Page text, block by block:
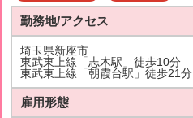
勤務地/アクセス
埼玉県新座市
東武東上線「志木駅」徒歩10分
東武東上線「朝霞台駅」徒歩21分
雇用形態